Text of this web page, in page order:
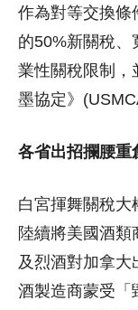
作為對等交換條
的50%新關稅、
業性關稅限制，
墨協定》
各省出招攔腰重
白宮揮舞關稅大
陸續將美國酒
及烈酒對加拿大
酒製造商蒙受「